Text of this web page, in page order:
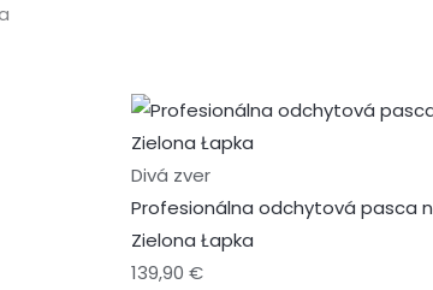
sa 10 výsledkov
Divá zver
Profesionálna odchytová pasca
Zielona Łapka
139,90€